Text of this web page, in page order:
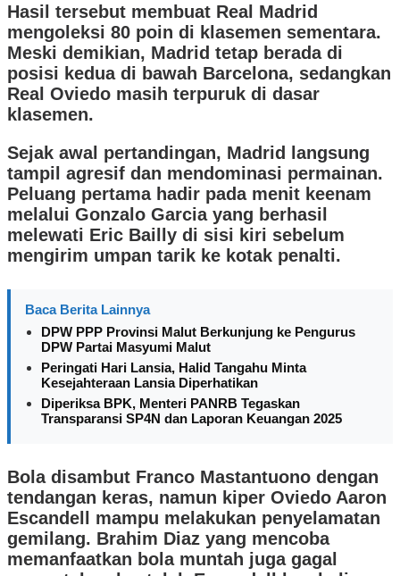
Hasil tersebut membuat Real Madrid
mengoleksi 80 poin di klasemen sementara.
Meski demikian, Madrid tetap berada di
posisi kedua di bawah Barcelona, sedangkan
Real Oviedo masih terpuruk di dasar
klasemen.
Sejak awal pertandingan, Madrid langsung
tampil agresif dan mendominasi permainan.
Peluang pertama hadir pada menit keenam
melalui Gonzalo Garcia yang berhasil
melewati Eric Bailly di sisi kiri sebelum
mengirim umpan tarik ke kotak penalti.
Baca Berita Lainnya
DPW PPP Provinsi Malut Berkunjung ke Pengurus
DPW Partai Masyumi Malut
Peringati Hari Lansia, Halid Tangahu Minta
Kesejahteraan Lansia Diperhatikan
Diperiksa BPK, Menteri PANRB Tegaskan
Transparansi SP4N dan Laporan Keuangan 2025
Bola disambut Franco Mastantuono dengan
tendangan keras, namun kiper Oviedo Aaron
Escandell mampu melakukan penyelamatan
gemilang. Brahim Diaz yang mencoba
memanfaatkan bola muntah juga gagal